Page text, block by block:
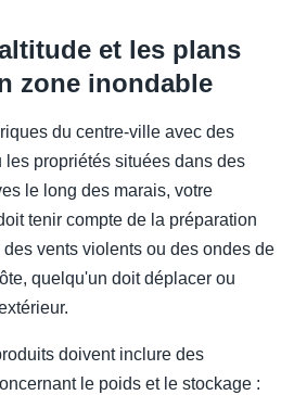
et les plans
zone inondable
du centre-ville avec des
propriétés situées dans des
le long des marais, votre
tenir compte de la préparation
vents violents ou des ondes de
quelqu'un doit déplacer ou
doivent inclure des
le poids et le stockage :